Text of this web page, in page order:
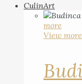
CulinArt
more
View more